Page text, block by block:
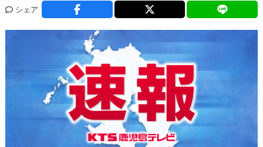
シェア